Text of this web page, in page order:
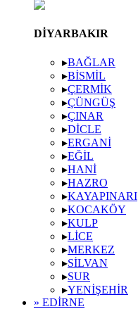
DIYARBAKIR
▸BAĞLAR
▸BISMIL
▸ÇERMIK
▸ÇÜNGÜŞ
▸ÇINAR
▸DICLE
▸ERGANI
▸EĞIL
▸HANI
▸HAZRO
▸KAYAPINARI
▸KOCAKÖY
▸KULP
▸LICE
▸MERKEZ
▸SILVAN
▸SUR
▸YENIŞEHIR
» EDIRNE